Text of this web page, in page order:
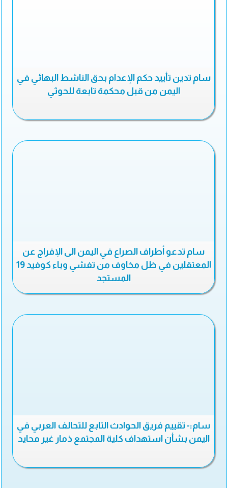
سام تدين تأييد حكم الإعدام بحق الناشط البهائي في
اليمن من قبل محكمة تابعة للحوثي
سام تدعو أطراف الصراع في اليمن الى الإفراج عن
المعتقلين في ظل مخاوف من تفشي وباء كوفيد 19
المستجد
سام:- تقييم فريق الحوادث التابع للتحالف العربي في
اليمن بشأن استهداف كلية المجتمع ذمار غير محايد